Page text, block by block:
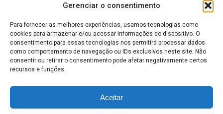
Gerenciar o consentimento
Para fornecer as melhores experiências, usamos tecnologias como
cookies para armazenar e/ou acessar informações do dispositivo. O
consentimento para essas tecnologias nos permitirá processar dados
como comportamento de navegação ou IDs exclusivos neste site. Não
consentir ou retirar o consentimento pode afetar negativamente certos
recursos e funções.
Aceitar
informativo, servindo como boletins de divulgação, e não devem ser
interpretadas como recomendações de investimento.Leia mais